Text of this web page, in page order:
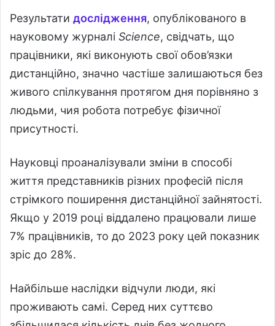
Результати дослідження, опублікованого в
науковому журналі Science, свідчать, що
працівники, які виконують свої обов’язки
дистанційно, значно частіше залишаються без
живого спілкування протягом дня порівняно з
людьми, чия робота потребує фізичної
присутності.
Науковці проаналізували зміни в способі
життя представників різних професій після
стрімкого поширення дистанційної зайнятості.
Якщо у 2019 році віддалено працювали лише
7% працівників, то до 2023 року цей показник
зріс до 28%.
Найбільше наслідки відчули люди, які
проживають самі. Серед них суттєво